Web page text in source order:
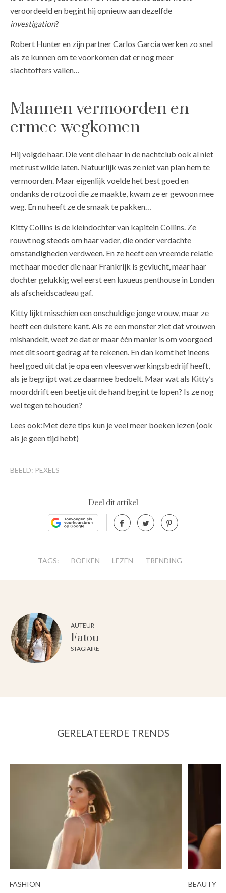
veroordeeld en begint hij opnieuw aan dezelfde
investigation?
Robert Hunter en zijn partner Carlos Garcia werken zo snel
als ze kunnen om te voorkomen dat er nog meer
slachtoffers vallen…
Mannen vermoorden en
ermee wegkomen
Hij volgde haar. Die vent die haar in de nachtclub ook al niet
met rust wilde laten. Natuurlijk was ze niet van plan hem te
vermoorden. Maar eigenlijk voelde het best goed en
ondanks de rotzooi die ze maakte, kwam ze er gewoon mee
weg. En nu heeft ze de smaak te pakken…
Kitty Collins is de kleindochter van kapitein Collins. Ze
rouwt nog steeds om haar vader, die onder verdachte
omstandigheden verdween. En ze heeft een vreemde relatie
met haar moeder die naar Frankrijk is gevlucht, maar haar
dochter gelukkig wel eerst een luxueus penthouse in Londen
als afscheidscadeau gaf.
Kitty lijkt misschien een onschuldige jonge vrouw, maar ze
heeft een duistere kant. Als ze een monster ziet dat vrouwen
mishandelt, weet ze dat er maar één manier is om voorgoed
met dit soort gedrag af te ­rekenen. En dan komt het ineens
heel goed uit dat je opa een vlees­verwerkingsbedrijf heeft,
als je begrijpt wat ze daarmee bedoelt. Maar wat als Kitty’s
moorddrift een beetje uit de hand begint te lopen? Is ze nog
wel tegen te houden?
Lees ook:Met deze tips kun je veel meer boeken lezen (ook
als je geen tijd hebt)
BEELD: PEXELS
Deel dit artikel
TAGS: BOEKEN LEZEN TRENDING
AUTEUR
Fatou
STAGIAIRE
GERELATEERDE TRENDS
FASHION BEAUTY